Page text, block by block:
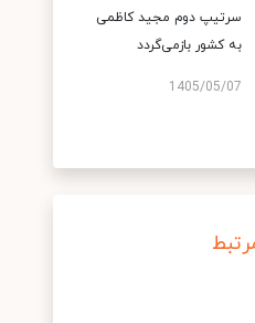
سرتیپ دوم مجید کاظمی
به کشور بازمی‌گردد
1405/05/07